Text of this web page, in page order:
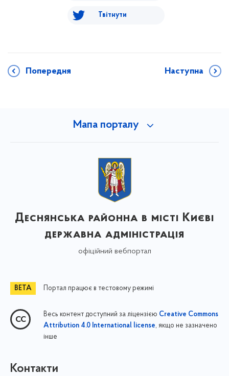
Твітнути
Попередня Наступна
Мапа порталу
Деснянська районна в місті Києві
державна адміністрація
офіційний вебпортал
Портал працює в тестовому режимі
Весь контент доступний за ліцензією Creative Commons
Attribution 4.0 International license, якщо не зазначено
інше
Контакти